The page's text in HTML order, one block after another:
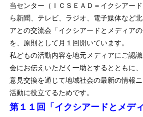
当センター（ＩＣＳＥＡＤ＝イクシアー
ら新聞、テレビ、ラジオ、電子媒体など
アとの交流会「イクシアードとメディアの
を、原則として月１回開いています。
私どもの活動内容を地元メディアにご認
会にお伝えいただく一助とするとともに
意見交換を通じて地域社会の最新の情報
活動に役立てるためです。
第１１回「イクシアードとメデ